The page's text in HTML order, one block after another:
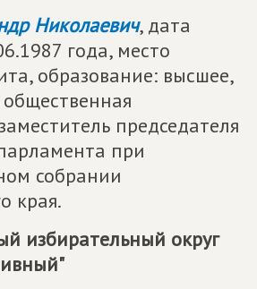
Николаевич, дата
года, место
образование: высшее,
председателя
при
собрании
края.
избирательный округ